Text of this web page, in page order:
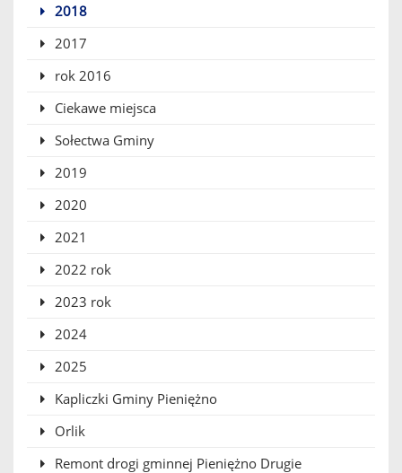
2018
2017
rok 2016
Ciekawe miejsca
Sołectwa Gminy
2019
2020
2021
2022 rok
2023 rok
2024
2025
Kapliczki Gminy Pieniężno
Orlik
Remont drogi gminnej Pieniężno Drugie